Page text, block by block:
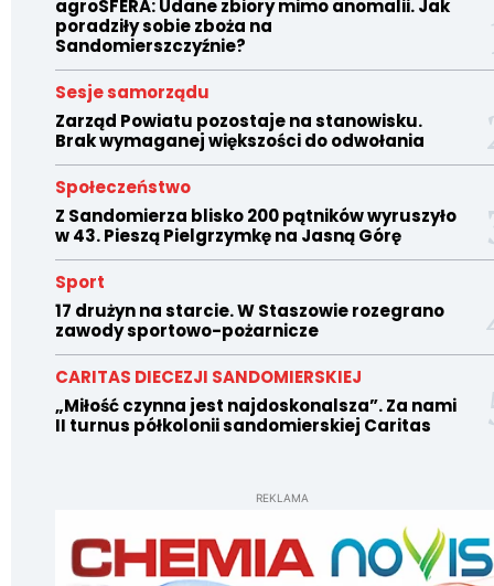
agroSFERA: Udane zbiory mimo anomalii. Jak
poradziły sobie zboża na
Sandomierszczyźnie?
Sesje samorządu
Zarząd Powiatu pozostaje na stanowisku.
Brak wymaganej większości do odwołania
Społeczeństwo
Z Sandomierza blisko 200 pątników wyruszyło
w 43. Pieszą Pielgrzymkę na Jasną Górę
Sport
17 drużyn na starcie. W Staszowie rozegrano
zawody sportowo-pożarnicze
CARITAS DIECEZJI SANDOMIERSKIEJ
„Miłość czynna jest najdoskonalsza”. Za nami
II turnus półkolonii sandomierskiej Caritas
REKLAMA